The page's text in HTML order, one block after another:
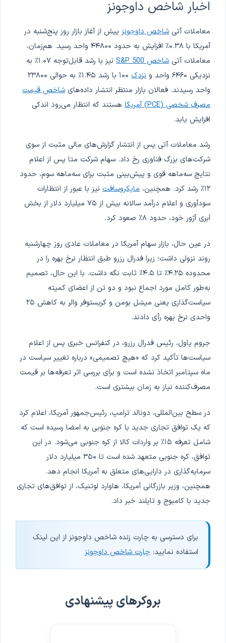
اخبار شاخص داوجونز
معاملات آتی شاخص داوجونز پیش از آغاز بازار روز پنج‌شنبه در
آمریکا با ۰.۳۸٪ افزایش به حدود ۴۴۸۰۰ واحد رسید. هم‌زمان،
معاملات آتی شاخص S&P 500
نیز با رشد قابل‌توجه ۱.۰۷٪ به
نزدیکی ۶۴۶۰ واحد و
نزدک
۱۰۰ با رشد ۱.۴۵٪ به حوالی ۲۳۸۰۰
واحد رسیدند. فعالان بازار منتظر انتشار داده‌های شاخص قیمت
مصرف شخصی (PCE) آمریکا
هستند که انتظار می‌رود اندکی
افزایش یابد.
رشد معاملات آتی پس از انتشار گزارش‌های مالی مثبت از سوی
شرکت‌های بزرگ فناوری رخ داد. سهام شرکت متا پس از اعلام
نتایج سه‌ماهه قوی و پیش‌بینی مثبت برای سه‌ماهه سوم، حدود
۱۲٪ رشد کرد. همچنین،
مایکروسافت نیز با عبور از انتظارات
سودآوری و اعلام درآمد سالانه بیش از ۷۵ میلیارد دلار از بخش
اَبری آژور خود، حدود ۸٪ صعود کرد.
در عین حال، بازار سهام آمریکا در معاملات عادی روز چهارشنبه
روند نزولی داشت؛ زیرا فدرال رزرو طبق انتظار نرخ بهره را در
محدوده ۴.۲۵٪ تا ۴.۵٪ ثابت نگه داشت. با این حال، تصمیم
به‌طور کامل مورد اجماع نبود و دو تن از اعضای کمیته
سیاست‌گذاری یعنی میشل بومن و کریستوفر والر به کاهش ۲۵
واحدی نرخ بهره رأی دادند.
جروم پاول، رئیس فدرال رزرو، در کنفرانس خبری پس از اعلام
سیاست‌ها تأکید کرد که «هیچ تصمیمی» درباره تغییر سیاست در
ماه سپتامبر اتخاذ نشده است و برای بررسی اثر تعرفه‌ها بر قیمت
مصرف‌کننده نیاز به زمان بیشتری است.
در سطح بین‌المللی، دونالد ترامپ، رئیس‌جمهور آمریکا، اعلام کرد
که یک توافق تجاری جدید با کره جنوبی به امضا رسیده است که
شامل تعرفه ۱۵٪ بر واردات کالا از کره جنوبی می‌شود. در این
توافق، کره جنوبی متعهد شده است تا ۳۵۰ میلیارد دلار
سرمایه‌گذاری در دارایی‌های متعلق به آمریکا انجام دهد.
همچنین، وزیر بازرگانی آمریکا، هاوارد لوتنیک، از توافق‌های تجاری
جدید با کامبوج و تایلند خبر داد.
برای دسترسی به چارت زنده شاخص داوجونز از این لینک
استفاده نمایید: چارت شاخص داوجونز
بروکرهای پیشنهادی